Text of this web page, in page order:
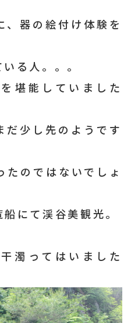
、器の絵付け体験を
る人。。。
堪能していました
だ少し先のようです
のではないでしょ
にて渓谷美観光。
濁ってはいました